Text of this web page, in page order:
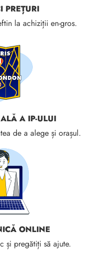
PREȚURI
la achiziții en-gros.
A IP-ULUI
de a alege și orașul.
ONLINE
și pregătiți să ajute.